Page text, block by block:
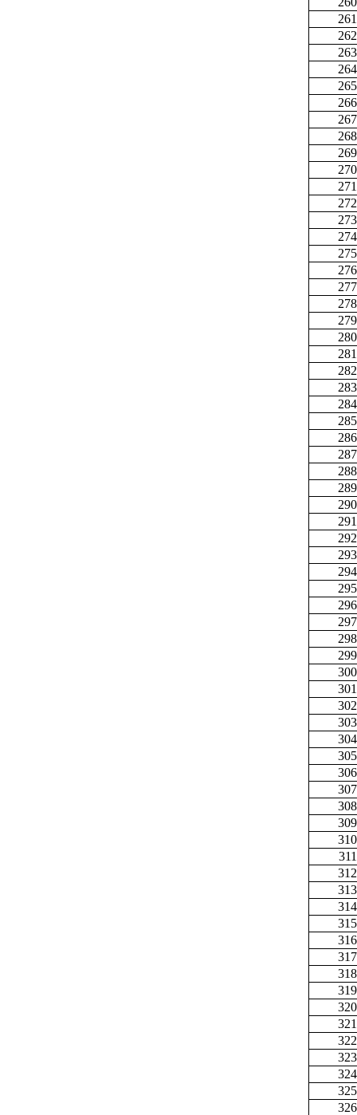
261
262
263
264
265
266
267
268
269
270
271
272
273
274
275
276
277
278
279
280
281
282
283
284
285
286
287
288
289
290
291
292
293
294
295
296
297
298
299
300
301
302
303
304
305
306
307
308
309
310
311
312
313
314
315
316
317
318
319
320
321
322
323
324
325
326